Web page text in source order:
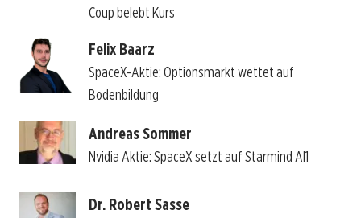
Coup belebt Kurs
Felix Baarz
SpaceX-Aktie: Optionsmarkt wettet auf
Bodenbildung
Andreas Sommer
Nvidia Aktie: SpaceX setzt auf Starmind AI1
Dr. Robert Sasse